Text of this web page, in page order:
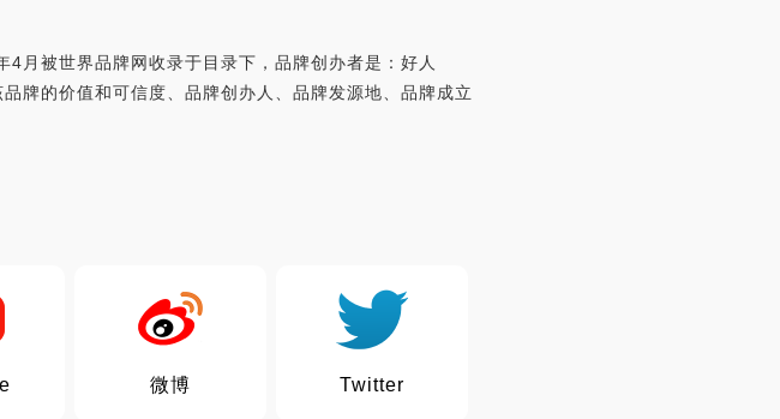
月被世界品牌网收录于目录下，品牌创办者是：好人
牌的价值和可信度、品牌创办人、品牌发源地、品牌成立
微博 Twitter